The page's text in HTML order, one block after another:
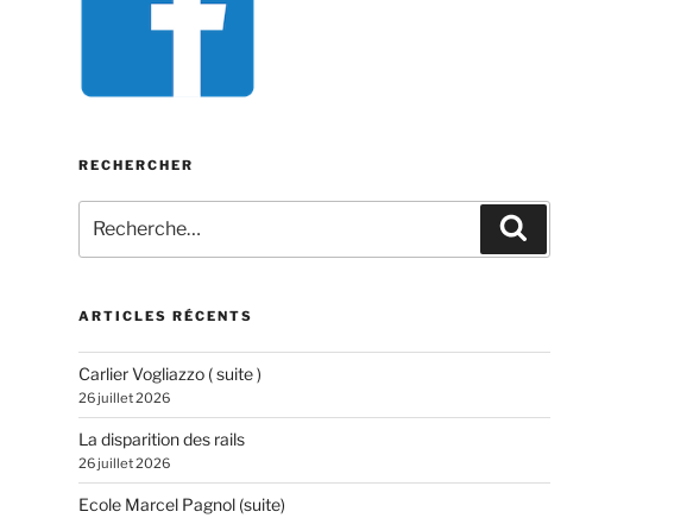
RECHERCHER
pour
:
ARTICLES RÉCENTS
Carlier Vogliazzo ( suite )
26 juillet 2026
La disparition des rails
26 juillet 2026
Ecole Marcel Pagnol (suite)